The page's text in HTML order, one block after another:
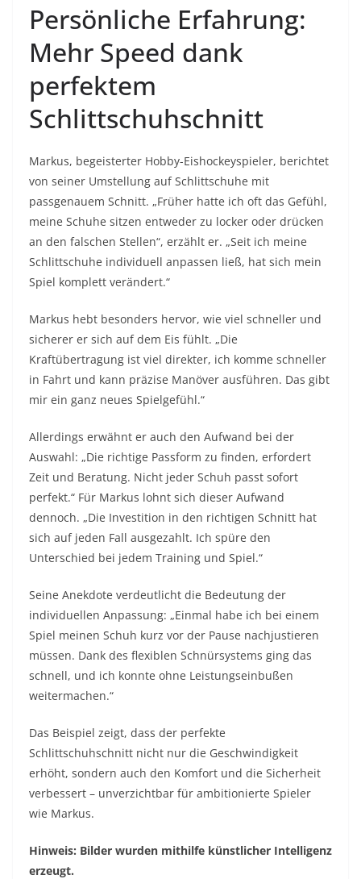
Persönliche Erfahrung:
Mehr Speed dank
perfektem
Schlittschuhschnitt
Markus, begeisterter Hobby-Eishockeyspieler, berichtet
von seiner Umstellung auf Schlittschuhe mit
passgenauem Schnitt. „Früher hatte ich oft das Gefühl,
meine Schuhe sitzen entweder zu locker oder drücken
an den falschen Stellen“, erzählt er. „Seit ich meine
Schlittschuhe individuell anpassen ließ, hat sich mein
Spiel komplett verändert.“
Markus hebt besonders hervor, wie viel schneller und
sicherer er sich auf dem Eis fühlt. „Die
Kraftübertragung ist viel direkter, ich komme schneller
in Fahrt und kann präzise Manöver ausführen. Das gibt
mir ein ganz neues Spielgefühl.“
Allerdings erwähnt er auch den Aufwand bei der
Auswahl: „Die richtige Passform zu finden, erfordert
Zeit und Beratung. Nicht jeder Schuh passt sofort
perfekt.“ Für Markus lohnt sich dieser Aufwand
dennoch. „Die Investition in den richtigen Schnitt hat
sich auf jeden Fall ausgezahlt. Ich spüre den
Unterschied bei jedem Training und Spiel.“
Seine Anekdote verdeutlicht die Bedeutung der
individuellen Anpassung: „Einmal habe ich bei einem
Spiel meinen Schuh kurz vor der Pause nachjustieren
müssen. Dank des flexiblen Schnürsystems ging das
schnell, und ich konnte ohne Leistungseinbußen
weitermachen.“
Das Beispiel zeigt, dass der perfekte
Schlittschuhschnitt nicht nur die Geschwindigkeit
erhöht, sondern auch den Komfort und die Sicherheit
verbessert – unverzichtbar für ambitionierte Spieler
wie Markus.
Hinweis: Bilder wurden mithilfe künstlicher Intelligenz
erzeugt.